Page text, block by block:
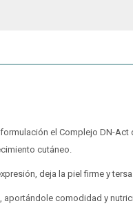
el Complejo DN-
cutáneo.
deja la piel firme y
aportándole comodidad y